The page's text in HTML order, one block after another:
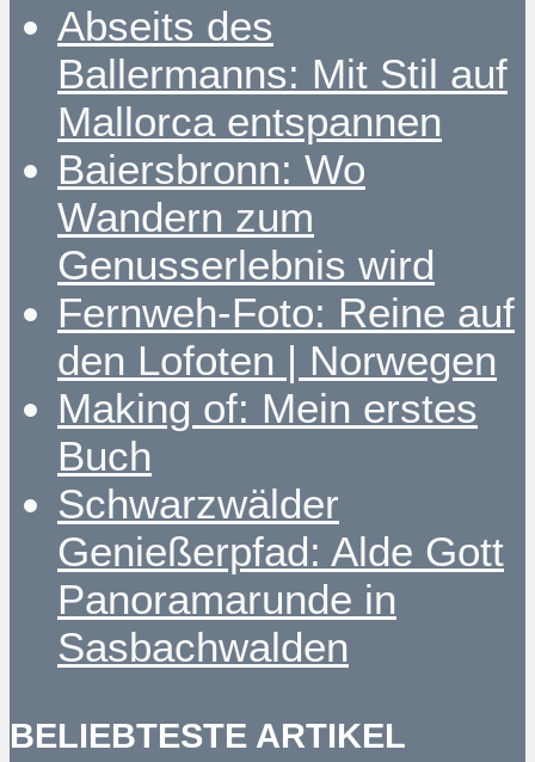
Abseits des
Ballermanns: Mit Stil auf
Mallorca entspannen
Baiersbronn: Wo
Wandern zum
Genusserlebnis wird
Fernweh-Foto: Reine auf
den Lofoten | Norwegen
Making of: Mein erstes
Buch
Schwarzwälder
Genießerpfad: Alde Gott
Panoramarunde in
Sasbachwalden
BELIEBTESTE ARTIKEL